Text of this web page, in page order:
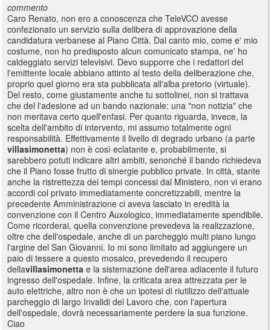
commento
Caro Renato, non ero a conoscenza che TeleVCO avesse
confezionato un servizio sulla delibera di approvazione della
candidatura verbanese al Piano Città. Dal canto mio, come e' mio
costume, non ho predisposto alcun comunicato stampa, ne' ho
caldeggiato servizi televisivi. Devo supporre che i redattori del
l'emittente locale abbiano attinto al testo della deliberazione che,
proprio quel giorno era sta pubblicata all'alba pretorio (virtuale).
Del resto, come giustamente anche tu sottolinei, non si trattava
che del l'adesione ad un bando nazionale: una "non notizia" che
non meritava certo quell'enfasi. Per quanto riguarda, invece, la
scelta dell'ambito di intervento, mi assumo totalmente ogni
responsabilità. Effettivamente il livello di degrado urbano (a parte
villasimonetta) non è così eclatante e, probabilmente, si
sarebbero potuti indicare altri ambiti, senonché il bando richiedeva
che il Piano fosse frutto di sinergie pubblico private. In città, stante
anche la ristrettezza dei tempi concessi dal Ministero, non vi erano
accordi col privato immediatamente concretizzabili, mentre la
precedente Amministrazione ci aveva lasciato in eredità la
convenzione con il Centro Auxologico, immediatamente spendibile.
Come ricorderai, quella convenzione prevedeva la realizzazione,
oltre che dell'ospedale, anche di un parcheggio multi piano lungo
l'argine del San Giovanni. Io mi sono limitato ad aggiungere un
paio di tessere a questo mosaico, prevedendo il recupero
dellavillasimonetta e la sistemazione dell'area adiacente il futuro
ingresso dell'ospedale. Infine, la criticata area attrezzata per le
auto elettriche, altro non è che un ipotesi di riutilizzo dell'attuale
parcheggio di largo Invalidi del Lavoro che, con l'apertura
dell'ospedale, dovrà necessariamente perdere la sua funzione.
Ciao